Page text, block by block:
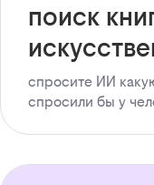
поиск
спросите ИИ
спросили бы у